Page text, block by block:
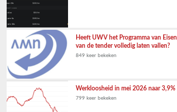
Heeft UWV het Programma van Eisen
van de tender volledig laten vallen?
849 keer bekeken
Werkloosheid in mei 2026 naar 3,9%
799 keer bekeken